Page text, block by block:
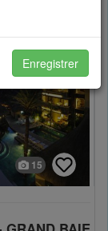
d'améliorer
à vos
de
Enregistrer
15